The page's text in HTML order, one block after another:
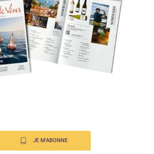
JE M'ABONNE